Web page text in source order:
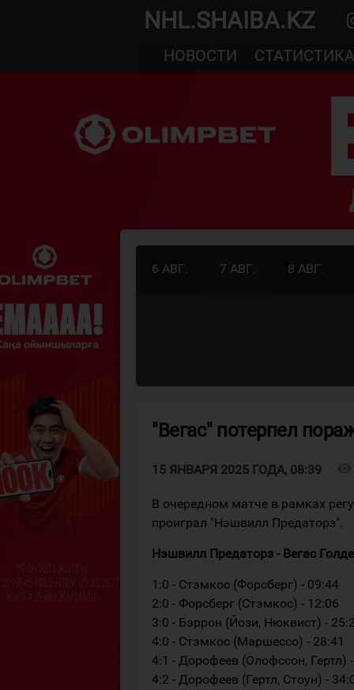
NHL.SHAIBA.KZ
НОВОСТИ
СТАТИСТИКА
6 АВГ. 7 АВГ. 8 АВГ.
"Вегас" потерпел
15 ЯНВАРЯ 2025 ГОДА, 08:39
В очередном матче в рамках
проиграл "Нэшвилл Предаторз".
Нэшвилл Предаторз - Вегас
1:0 - Стэмкос (Форсберг) - 09:44
2:0 - Форсберг (Стэмкос) - 12:06
3:0 - Бэррон (Йози, Нюквист) -
4:0 - Стэмкос (Маршессо) - 28:41
4:1 - Дорофеев (Олофссон, Гертл)
4:2 - Дорофеев (Гертл, Стоун) -